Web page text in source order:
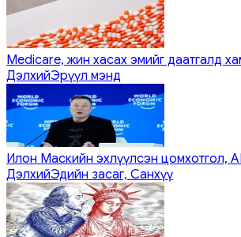
Medicare, жин хасах эмийг даатгалд
ДэлхийЭрүүл мэнд
Илон Маскийн эхлүүлсэн цомхотгол,
ДэлхийЭдийн засаг, Санхүү